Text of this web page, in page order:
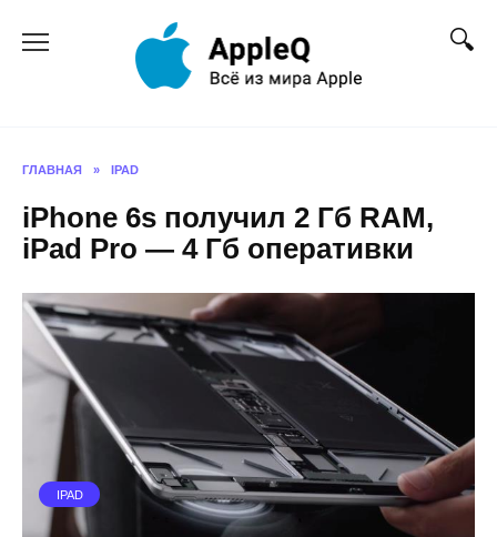
ГЛАВНАЯ » IPAD
iPhone 6s получил 2 Гб RAM,
iPad Pro — 4 Гб оперативки
IPAD